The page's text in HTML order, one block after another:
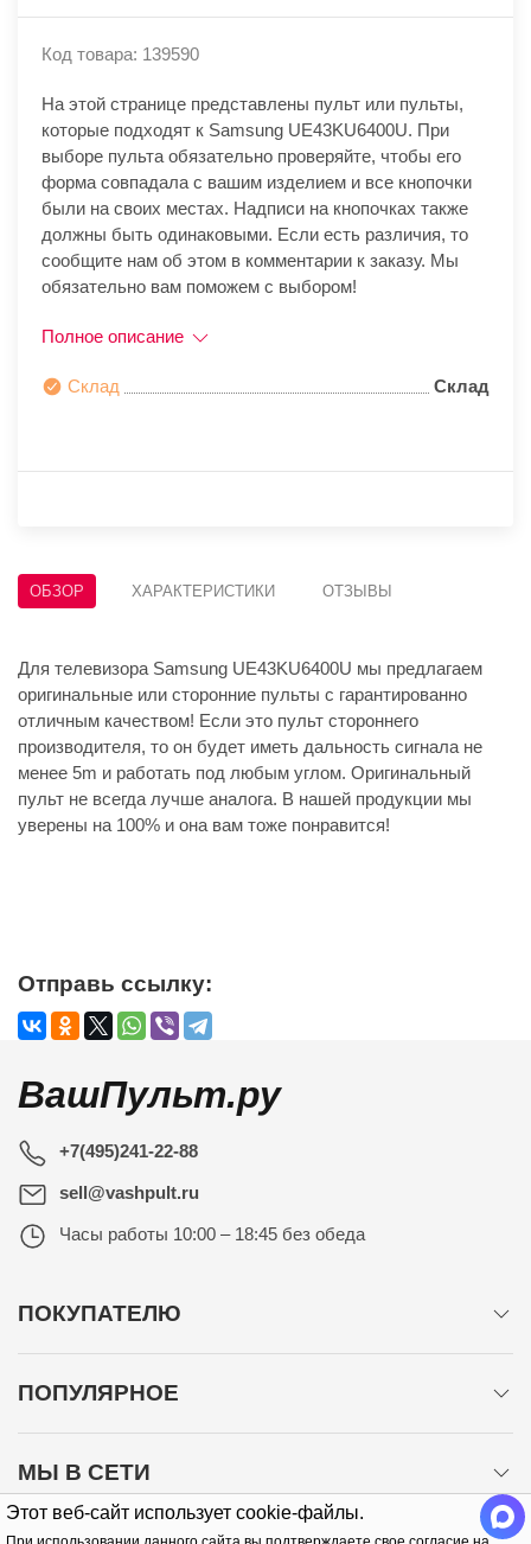
Этот веб-сайт использует cookie-файлы.
Код товара: 139590
На этой странице представлены пульт или пульты,
которые подходят к Samsung UE43KU6400U. При
выборе пульта обязательно проверяйте, чтобы его
форма совпадала с вашим изделием и все кнопочки
были на своих местах. Надписи на кнопочках также
должны быть одинаковыми. Если есть различия, то
сообщите нам об этом в комментарии к заказу. Мы
обязательно вам поможем с выбором!
Полное описание
Склад Склад
ОБЗОР ХАРАКТЕРИСТИКИ ОТЗЫВЫ
Для телевизора Samsung UE43KU6400U мы предлагаем
оригинальные или сторонние пульты с гарантированно
отличным качеством! Если это пульт стороннего
производителя, то он будет иметь дальность сигнала не
менее 5m и работать под любым углом. Оригинальный
пульт не всегда лучше аналога. В нашей продукции мы
уверены на 100% и она вам тоже понравится!
Отправь ссылку:
ВашПульт.ру
+7(495)241-22-88
sell@vashpult.ru
Часы работы 10:00 – 18:45 без обеда
ПОКУПАТЕЛЮ
ПОПУЛЯРНОЕ
МЫ В СЕТИ